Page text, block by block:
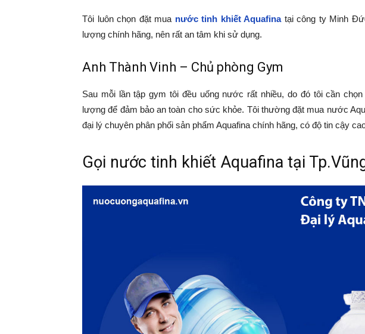
Tôi luôn chọn đặt mua nước tinh khiết Aquafinatại công ty Minh
lượng chính hãng, nên rất an tâm khi sử dụng.
Anh Thành Vinh – Chủ phòng Gym
Sau mỗi lần tập gym tôi đều uống nước rất nhiều, do đó tôi cần
lượng để đảm bảo an toàn cho sức khỏe. Tôi thường đặt mua nước
đại lý chuyên phân phối sản phẩm Aquafina chính hãng, có độ tin cậy
Gọi nước tinh khiết Aquafina tại